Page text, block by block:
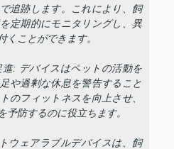
追跡します。これにより、飼
定期的にモニタリングし、異
くことができます。
: デバイスはペットの活動を
や過剰な休息を警告すること
のフィットネスを向上させ、
予防するのに役立ちます。
ウェアラブルデバイスは、飼